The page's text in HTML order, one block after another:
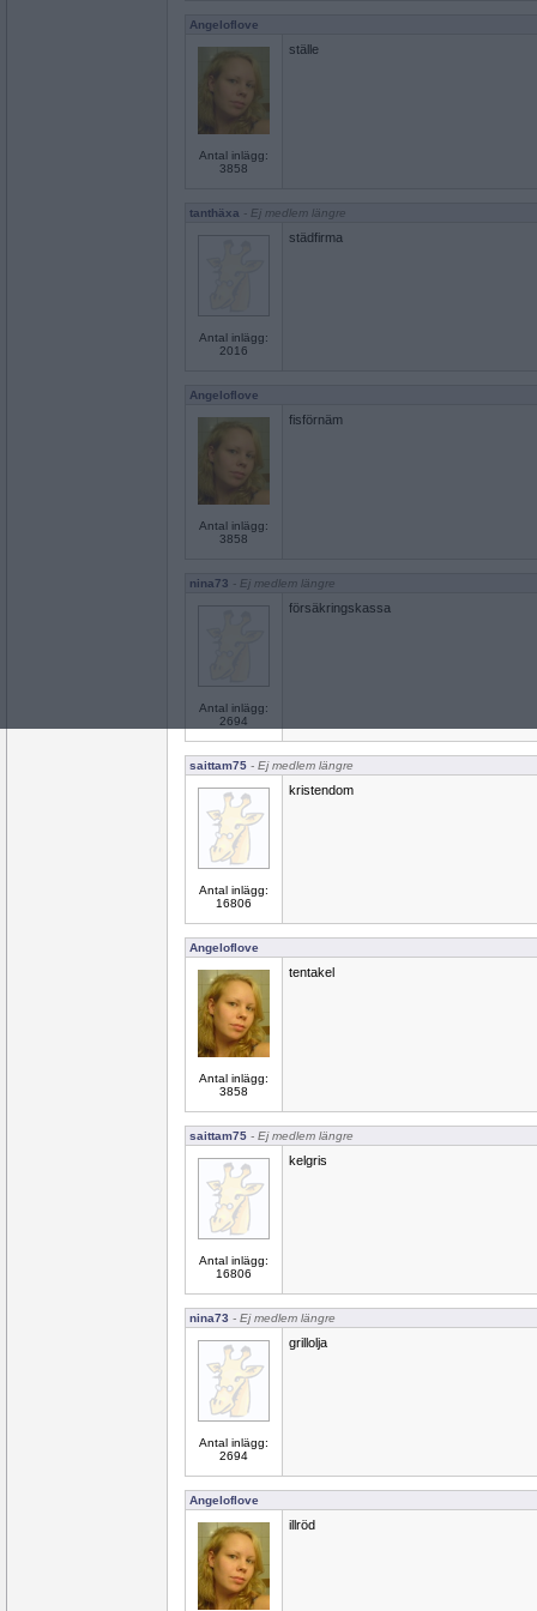
Angeloflove
Antal inlägg:
3858
ställe
tanthäxa - Ej medlem längre
Antal inlägg:
2016
städfirma
Angeloflove
Antal inlägg:
3858
fisförnäm
nina73 - Ej medlem längre
Antal inlägg:
2694
försäkringskassa
saittam75 - Ej medlem längre
Antal inlägg:
16806
kristendom
Angeloflove
Antal inlägg:
3858
tentakel
saittam75 - Ej medlem längre
Antal inlägg:
16806
kelgris
nina73 - Ej medlem längre
Antal inlägg:
2694
grillolja
Angeloflove
illröd